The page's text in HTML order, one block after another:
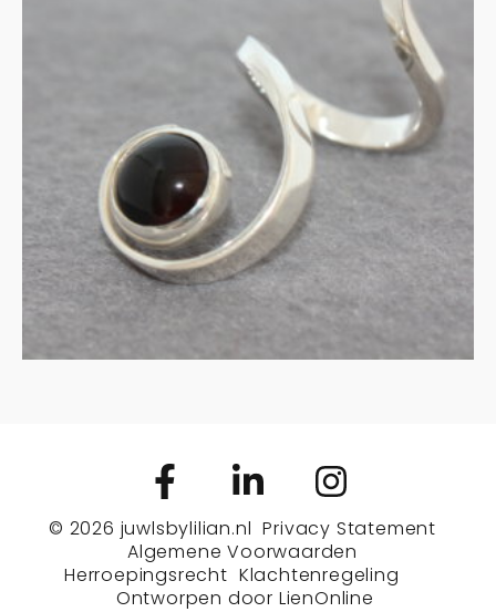
Zware zilveren smeedring
met onyx
€135.00
IN WINKELMAND
© 2026 juwlsbylilian.nl Privacy Statement
Algemene Voorwaarden
Herroepingsrecht Klachtenregeling
Ontworpen door LienOnline